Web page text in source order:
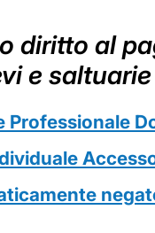
diritto al
e saltuarie
Professionale
A